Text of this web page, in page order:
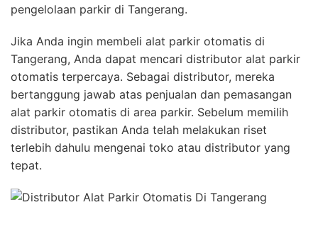
pengelolaan parkir di Tangerang.
Jika Anda ingin membeli alat parkir otomatis di
Tangerang, Anda dapat mencari distributor alat parkir
otomatis terpercaya. Sebagai distributor, mereka
bertanggung jawab atas penjualan dan pemasangan
alat parkir otomatis di area parkir. Sebelum memilih
distributor, pastikan Anda telah melakukan riset
terlebih dahulu mengenai toko atau distributor yang
tepat.